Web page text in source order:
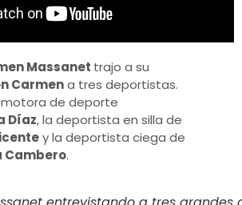
Massanet trajo a su
Carmena tres deportistas.
de deporte
Díaz, la deportista en silla de
y la deportista ciega de
Cambero.